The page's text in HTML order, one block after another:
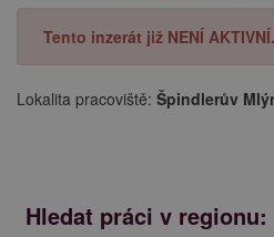
Tento inzerát již NENÍ
Lokalita pracoviště: Špindlerův
Hledat práci v regionu: